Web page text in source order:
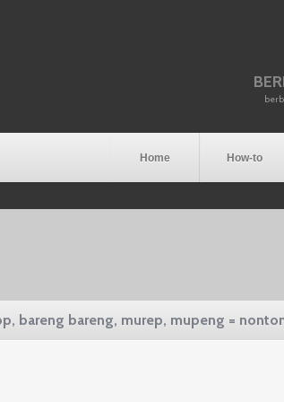
Home How-to
bareng bareng, murep, mupeng =